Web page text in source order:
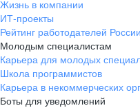
Жизнь в компании
ИТ-проекты
Рейтинг работодателей России
Молодым специалистам
Карьера для молодых
Школа программистов
Карьера в некоммерческих
Боты для уведомлений